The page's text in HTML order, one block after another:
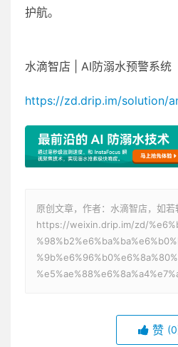
护航。
水滴智店 | AI防溺水预警系统
https://zd.drip.im/solution/
原创文章，作者：水滴智店，如若
https://weixin.drip.im/zd/
赞